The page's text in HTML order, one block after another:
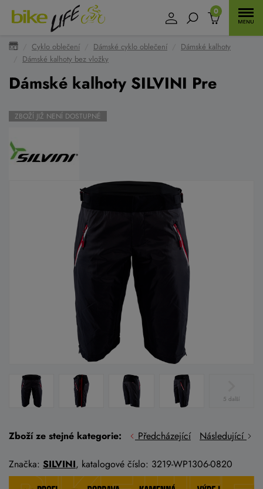
0
Cyklo oblečení Dámské cyklo oblečení
Dámské kalhoty
Dámské kalhoty bez vložky
Dámské kalhoty SILVINI Pre
ZBOŽÍ JIŽ NENÍ DOSTUPNÉ
5 další
Zboží ze stejné kategorie: Předcházející Následující
Značka: SILVINI, katalogové číslo: 3219-WP1306-0820